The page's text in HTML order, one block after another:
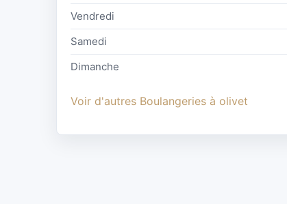
Vendredi
Samedi
Dimanche
Voir d'autres Boulangeries à olivet